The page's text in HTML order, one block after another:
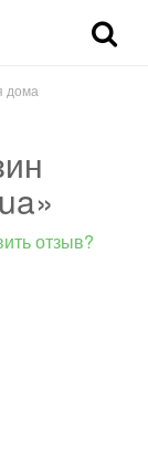
дома
отзыв?